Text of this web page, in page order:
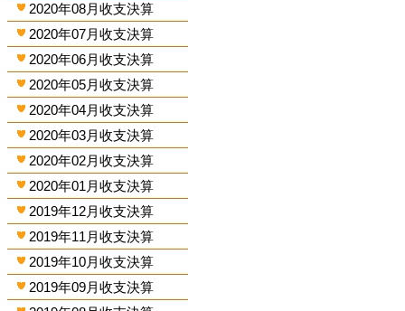
2020年08月收支決算
2020年07月收支決算
2020年06月收支決算
2020年05月收支決算
2020年04月收支決算
2020年03月收支決算
2020年02月收支決算
2020年01月收支決算
2019年12月收支決算
2019年11月收支決算
2019年10月收支決算
2019年09月收支決算